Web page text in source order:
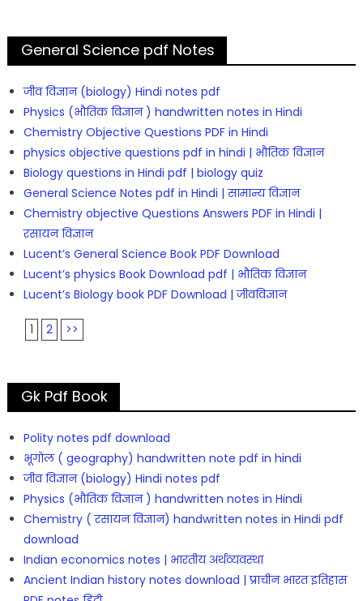
General Science pdf Notes
जीव विज्ञान (biology) Hindi notes pdf
Physics (भौतिक विज्ञान ) handwritten notes in Hindi
Chemistry Objective Questions PDF in Hindi
physics objective questions pdf in hindi | भौतिक विज्ञान
Biology questions in Hindi pdf | biology quiz
General Science Notes pdf in Hindi | सामान्य विज्ञान
Chemistry objective Questions Answers PDF in Hindi |
रसायन विज्ञान
Lucent’s General Science Book PDF Download
Lucent’s physics Book Download pdf | भौतिक विज्ञान
Lucent’s Biology book PDF Download | जीवविज्ञान
1 2 >>
Gk Pdf Book
Polity notes pdf download
भूगोल ( geography) handwritten note pdf in hindi
जीव विज्ञान (biology) Hindi notes pdf
Physics (भौतिक विज्ञान ) handwritten notes in Hindi
Chemistry ( रसायन विज्ञान) handwritten notes in Hindi pdf
download
Indian economics notes | भारतीय अर्थव्यवस्था
Ancient Indian history notes download | प्राचीन भारत इतिहास